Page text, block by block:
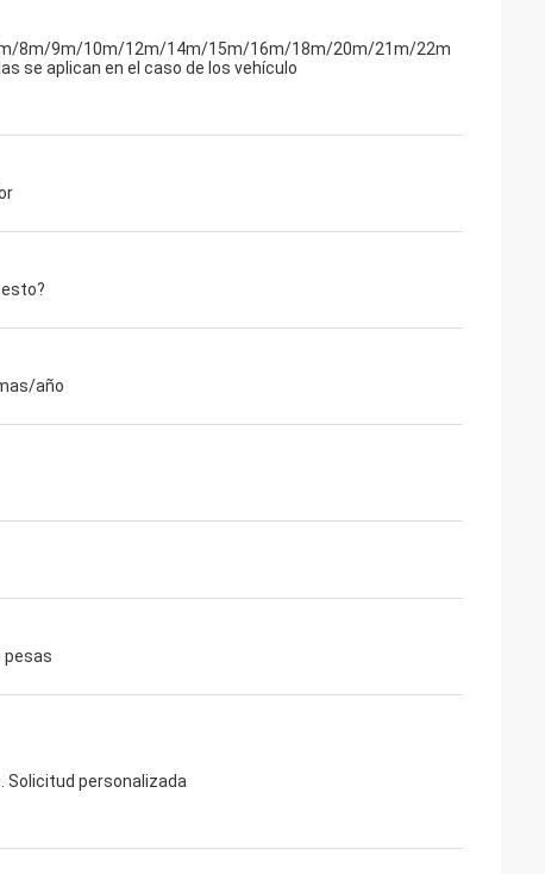
8m/9m/10m/12m/14m/15m/16m/18m/20m/21m/22m
se aplican en el caso de los vehículo
esto?
año
pesas
Solicitud personalizada